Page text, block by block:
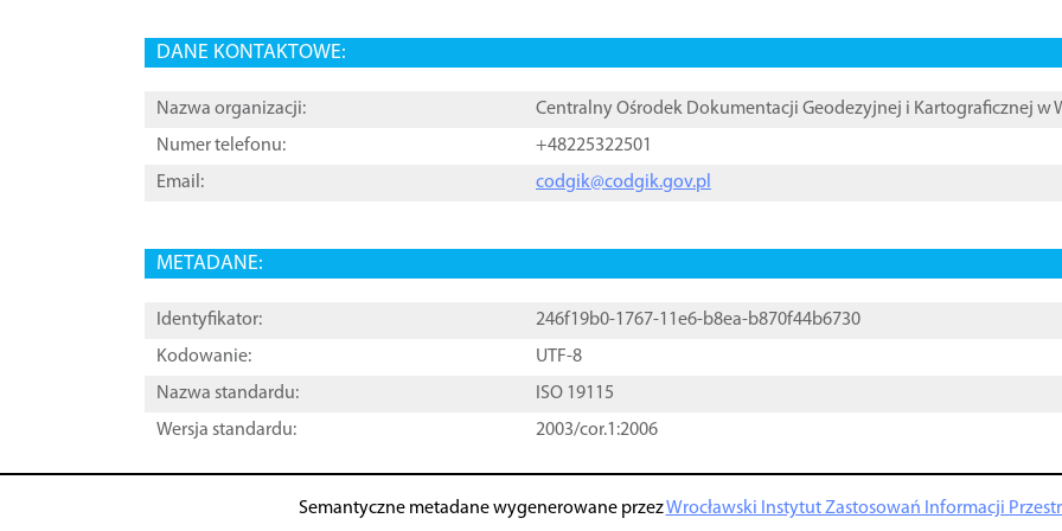
DANE KONTAKTOWE:
Nazwa organizacji:
Centralny Ośrodek Dokumentacji Geodezyjnej i Kartograficznej w
Numer telefonu:
+48225322501
Email:
codgik@codgik.gov.pl
METADANE:
Identyfikator:
246f19b0-1767-11e6-b8ea-b870f44b6730
Kodowanie:
UTF-8
Nazwa standardu:
ISO 19115
Wersja standardu:
2003/cor.1:2006
Semantyczne metadane wygenerowane przezWrocławski Instytut Zastosowań Informacji